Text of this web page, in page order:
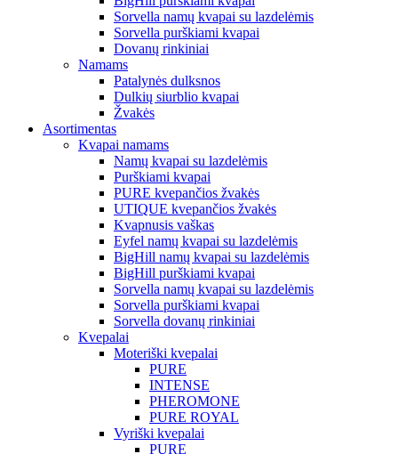
Sorvella namų kvapai su lazdelėmis
Sorvella purškiami kvapai
Dovanų rinkiniai
Namams
Patalynės dulksnos
Dulkių siurblio kvapai
Žvakės
Asortimentas
Kvapai namams
Namų kvapai su lazdelėmis
Purškiami kvapai
PURE kvepančios žvakės
UTIQUE kvepančios žvakės
Kvapnusis vaškas
Eyfel namų kvapai su lazdelėmis
BigHill namų kvapai su lazdelėmis
BigHill purškiami kvapai
Sorvella namų kvapai su lazdelėmis
Sorvella purškiami kvapai
Sorvella dovanų rinkiniai
Kvepalai
Moteriški kvepalai
PURE
INTENSE
PHEROMONE
PURE ROYAL
Vyriški kvepalai
PURE